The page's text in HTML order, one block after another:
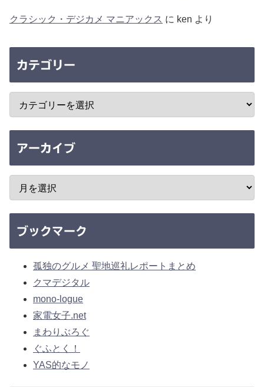
クラシック・デジカメ マニアックス に ken より
カテゴリー
アーカイブ
ブックマーク
孤独のグルメ 聖地巡礼レポートまとめ
クマデジタル
mono-logue
家電女子.net
まわりぶろぐ
ぐふとく！
YAS的なモノ